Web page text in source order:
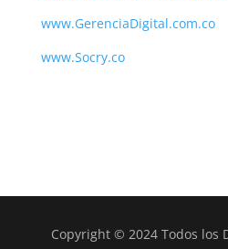
www.GerenciaDigital.com.co
www.Socry.co
Copyright © 2024 Todos los